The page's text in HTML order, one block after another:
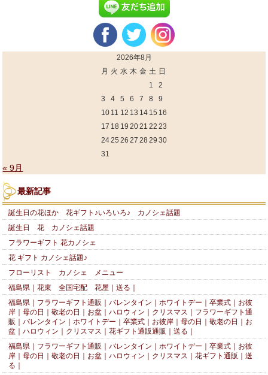
2026年8月
月 火 水 木 金 土 日
1
2
3
4 5 6 7 8
9
10 11 12 13 14 15 16
17 18 19 2021 22 23
2425 26 27 28 29 30
31
« 9月
最新記事
誕生日の花ほか 花ギフト♪いろいろ♪ カノシェ話題
誕生日 花 カノシェ話題
フラワーギフト 花カノシェ
花 ギフト カノシェ話題♪
フローリスト カノシェ メニュー
福島県｜花束 全国宅配 花屋｜送る｜
福島県｜フラワーギフト通販｜バレンタイン｜ホワイトデー｜卒業式｜お彼
岸｜母の日｜敬老の日｜お盆｜ハロウィン｜クリスマス｜フラワーギフト通
販｜バレンタイン｜ホワイトデー｜卒業式｜お彼岸｜母の日｜敬老の日｜お
盆｜ハロウィン｜クリスマス｜花ギフト通販通販｜送る｜
福島県｜フラワーギフト通販｜バレンタイン｜ホワイトデー｜卒業式｜お彼
岸｜母の日｜敬老の日｜お盆｜ハロウィン｜クリスマス｜花ギフト通販｜送
る｜